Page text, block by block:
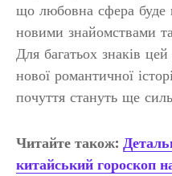
що любовна сфера буде
новими знайомствами
Для багатьох знаків
нової романтичної
почуття стануть ще
Читайте також:
китайський гороскоп